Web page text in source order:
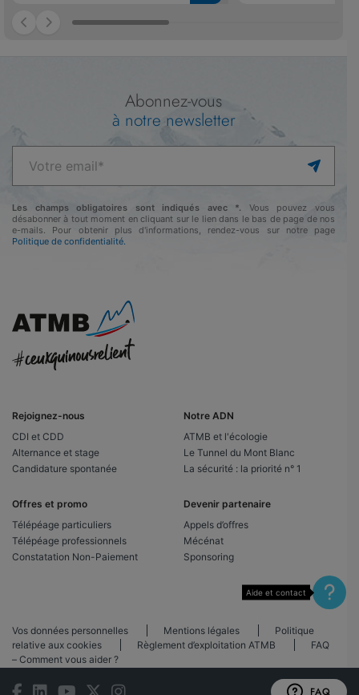
Abonnez-vous
à notre newsletter
Les champs obligatoires sont indiqués avec *. Vous pouvez vous
désabonner à tout moment en cliquant sur le lien dans le bas de page de nos
e-mails. Pour obtenir plus d'informations, rendez-vous sur notre page
Politique de confidentialité.
Aide et contact
Rejoignez-nous
CDI et CDD
Alternance et stage
Candidature spontanée
Notre ADN
ATMB et l'écologie
Le Tunnel du Mont Blanc
La sécurité : la priorité n° 1
Offres et promo
Télépéage particuliers
Télépéage professionnels
Constatation Non-Paiement
Devenir partenaire
Appels d’offres
Mécénat
Sponsoring
Vos données personnelles Mentions légales
Politique
relative aux cookies
Règlement d’exploitation ATMB
FAQ
– Comment vous aider ?
FAQ